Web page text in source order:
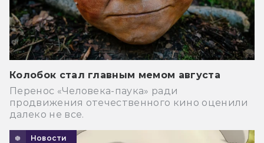
Колобок стал главным мемом августа
Перенос «Человека-паука» ради
продвижения отечественного кино оценили
далеко не все.
Новости